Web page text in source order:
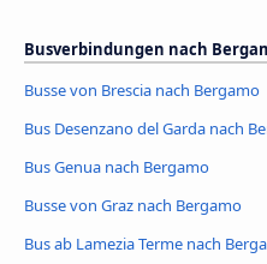
Busverbindungen nach
Busse von Brescia nach Bergamo
Bus Desenzano del Garda nach
Bus Genua nach Bergamo
Busse von Graz nach Bergamo
Bus ab Lamezia Terme nach